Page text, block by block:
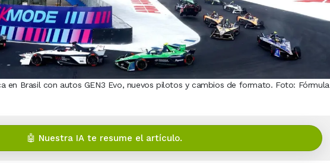
en Brasil con autos GEN3 Evo, nuevos pilotos y cambios de formato. Foto: Fórmula
🤖 Nuestra IA te resume el artículo.